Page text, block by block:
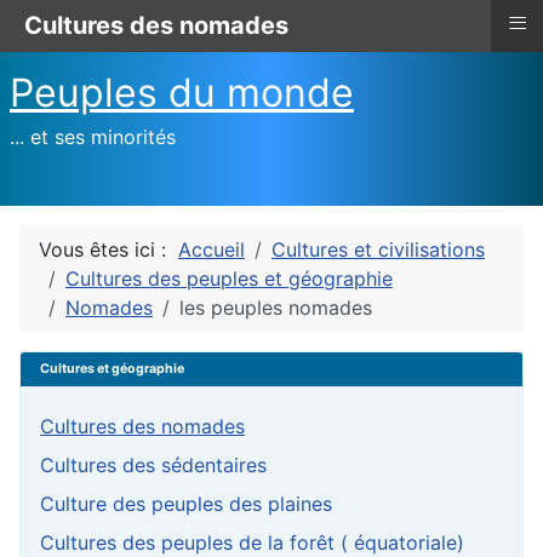
Peuples du monde
... et ses minorités
Vous êtes ici : Accueil
Cultures et civilisations
Cultures des peuples et géographie
Nomades
les peuples nomades
Cultures et géographie
Cultures des nomades
Cultures des sédentaires
Culture des peuples des plaines
Cultures des peuples de la forêt ( équatoriale)
Cultures des nomades ≡